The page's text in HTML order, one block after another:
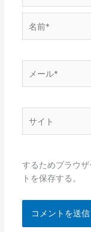
前
ー
*
するためブラウ
トを保存する。